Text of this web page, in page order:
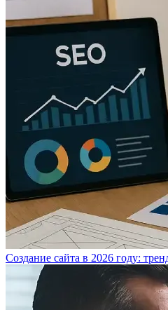
Создание сайта в 2026 году: